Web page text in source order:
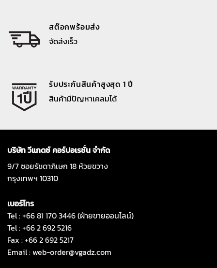
สต๊อกพร้อมส่ง
จัดส่งเร็ว
รับประกันสินค้าสูงสุด 1 ปี
สินค้ามีปัญหาเคลมได้
บริษัท วีแกดซ์ คอร์ปอเรชั่น จำกัด
9/7 ซอยรัชดาภิเษก 18 ห้วยขวาง
กรุงเทพฯ 10310
เบอร์โทร
Tel : +66 81 170 3446 (ฝ่ายขายออนไลน์)
Tel : +66 2 692 5216
Fax : +66 2 692 5217
Email :web-order@vgadz.com